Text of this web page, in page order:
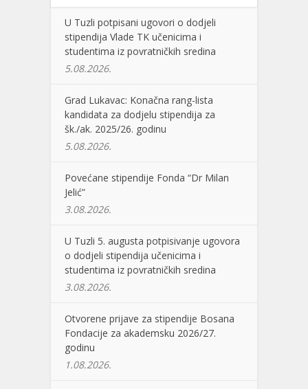
U Tuzli potpisani ugovori o dodjeli
stipendija Vlade TK učenicima i
studentima iz povratničkih sredina
5.08.2026.
Grad Lukavac: Konačna rang-lista
kandidata za dodjelu stipendija za
šk./ak. 2025/26. godinu
5.08.2026.
Povećane stipendije Fonda “Dr Milan
Jelić”
3.08.2026.
U Tuzli 5. augusta potpisivanje ugovora
o dodjeli stipendija učenicima i
studentima iz povratničkih sredina
3.08.2026.
Otvorene prijave za stipendije Bosana
Fondacije za akademsku 2026/27.
godinu
1.08.2026.